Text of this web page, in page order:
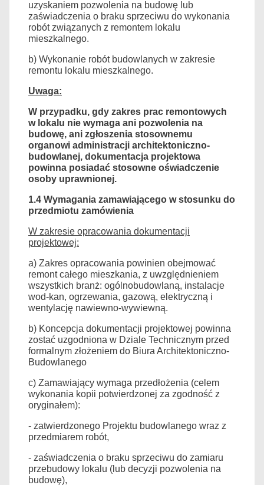
uzyskaniem pozwolenia na budowę lub
zaświadczenia o braku sprzeciwu do wykonania
robót związanych z remontem lokalu
mieszkalnego.
b) Wykonanie robót budowlanych w zakresie
remontu lokalu mieszkalnego.
Uwaga:
W przypadku, gdy zakres prac remontowych
w lokalu nie wymaga ani pozwolenia na
budowę, ani zgłoszenia stosownemu
organowi administracji architektoniczno-
budowlanej, dokumentacja projektowa
powinna posiadać stosowne oświadczenie
osoby uprawnionej.
1.4 Wymagania zamawiającego w stosunku do
przedmiotu zamówienia
W zakresie opracowania dokumentacji
projektowej:
a) Zakres opracowania powinien obejmować
remont całego mieszkania, z uwzględnieniem
wszystkich branż: ogólnobudowlaną, instalacje
wod-kan, ogrzewania, gazową, elektryczną i
wentylację nawiewno-wywiewną.
b) Koncepcja dokumentacji projektowej powinna
zostać uzgodniona w Dziale Technicznym przed
formalnym złożeniem do Biura Architektoniczno-
Budowlanego
c) Zamawiający wymaga przedłożenia (celem
wykonania kopii potwierdzonej za zgodność z
oryginałem):
- zatwierdzonego Projektu budowlanego wraz z
przedmiarem robót,
- zaświadczenia o braku sprzeciwu do zamiaru
przebudowy lokalu (lub decyzji pozwolenia na
budowę),